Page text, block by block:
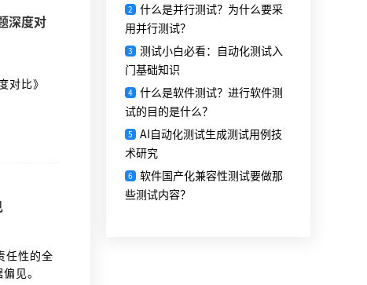
深度对
比》
任性的全
见。
2
什么是并行测试？为什么要采
用并行测试？
3
测试小白必看：自动化测试入
门基础知识
4 什么是软件测试？进行软件测
试的目的是什么？
5
AI自动化测试生成测试用例技
术研究
6
软件国产化兼容性测试要做那
些测试内容？